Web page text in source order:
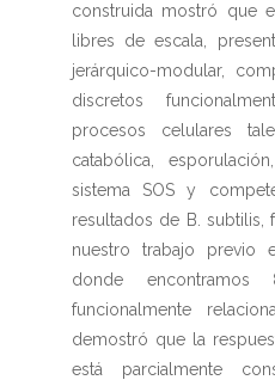
construida mostró que
libres de escala,
jerárquico-modular,
discretos
procesos celulares
catabólica,
sistema SOS y
resultados de B.
nuestro trabajo previo
donde
funcionalmente
demostró que la
está parcialmente